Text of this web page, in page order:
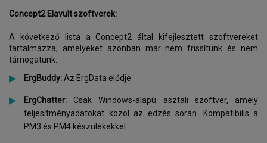
Concept2 Elavult szoftverek:
A következő lista a Concept2 által kifejlesztett szoftvereket
tartalmazza, amelyeket azonban már nem frissítünk és nem
támogatunk.
ErgBuddy:Az ErgData elődje
ErgChatter: Csak Windows-alapú asztali szoftver, amely
teljesítményadatokat közöl az edzés során. Kompatibilis a
PM3 és PM4 készülékekkel.